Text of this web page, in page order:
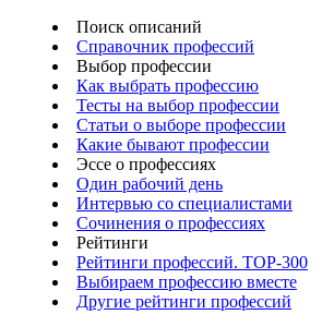
Поиск описаний
Справочник профессий
Выбор профессии
Как выбрать профессию
Тесты на выбор профессии
Статьи о выборе профессии
Какие бывают профессии
Эссе о профессиях
Один рабочий день
Интервью со специалистами
Сочинения о профессиях
Рейтинги
Рейтинги профессий. TOP-300
Выбираем профессию вместе
Другие рейтинги профессий